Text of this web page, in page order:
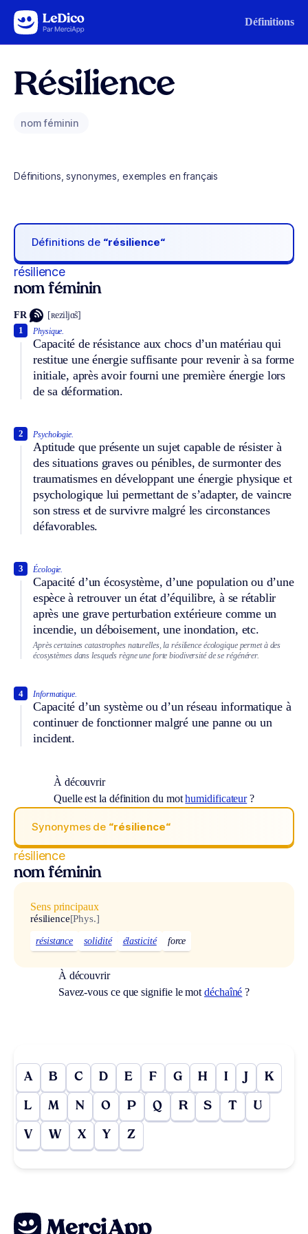
Aller au contenu Définitions
Résilience
nom féminin
Définitions, synonymes, exemples en français
Définitions de “résilience“
résilience
nom féminin
FR [ʀeziljɑ̃s]
Physique.
Capacité de résistance aux chocs d’un matériau qui
restitue une énergie suffisante pour revenir à sa forme
initiale, après avoir fourni une première énergie lors
de sa déformation.
1
Psychologie.
Aptitude que présente un sujet capable de résister à
des situations graves ou pénibles, de surmonter des
traumatismes en développant une énergie physique et
psychologique lui permettant de s’adapter, de vaincre
son stress et de survivre malgré les circonstances
défavorables.
2
Écologie.
Capacité d’un écosystème, d’une population ou d’une
espèce à retrouver un état d’équilibre, à se rétablir
après une grave perturbation extérieure comme un
incendie, un déboisement, une inondation, etc.
3
Après certaines catastrophes naturelles, la résilience écologique permet à des
écosystèmes dans lesquels règne une forte biodiversité de se régénérer.
Informatique.
Capacité d’un système ou d’un réseau informatique à
continuer de fonctionner malgré une panne ou un
incident.
4
À découvrir
Quelle est la définition du mothumidificateur?
Synonymes de “résilience“
résilience
nom féminin
Sens principaux
résilience[Phys.]
résistance solidité élasticité force
À découvrir
Savez-vous ce que signifie le motdéchaîné ?
A B C D E F G H I J K
L M N O P Q R S T U
V W X Y Z